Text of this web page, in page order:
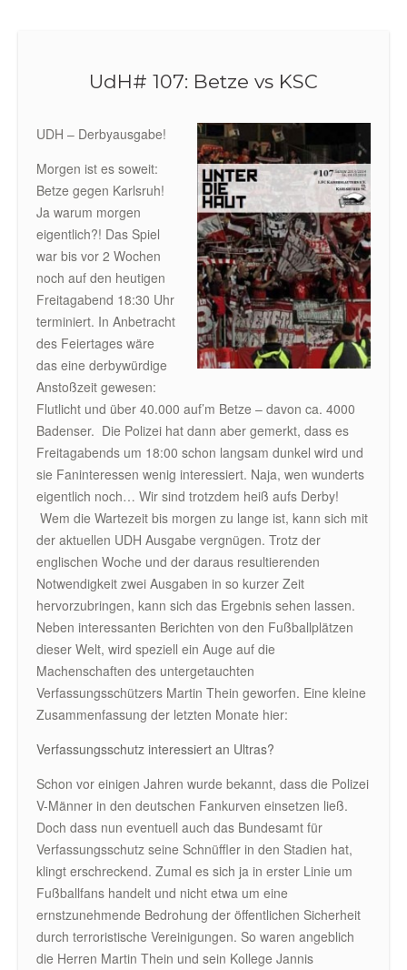
UdH# 107: Betze vs KSC
UDH – Derbyausgabe!
Morgen ist es soweit:
Betze gegen Karlsruh!
Ja warum morgen
eigentlich?! Das Spiel
war bis vor 2 Wochen
noch auf den heutigen
Freitagabend 18:30 Uhr
terminiert. In Anbetracht
des Feiertages wäre
das eine derbywürdige
Anstoßzeit gewesen:
Flutlicht und über 40.000 auf’m Betze – davon ca. 4000
Badenser. Die Polizei hat dann aber gemerkt, dass es
Freitagabends um 18:00 schon langsam dunkel wird und
sie Faninteressen wenig interessiert. Naja, wen wunderts
eigentlich noch… Wir sind trotzdem heiß aufs Derby!
Wem die Wartezeit bis morgen zu lange ist, kann sich mit
der aktuellen UDH Ausgabe vergnügen. Trotz der
englischen Woche und der daraus resultierenden
Notwendigkeit zwei Ausgaben in so kurzer Zeit
hervorzubringen, kann sich das Ergebnis sehen lassen.
Neben interessanten Berichten von den Fußballplätzen
dieser Welt, wird speziell ein Auge auf die
Machenschaften des untergetauchten
Verfassungsschützers Martin Thein geworfen. Eine kleine
Zusammenfassung der letzten Monate hier:
Verfassungsschutz interessiert an Ultras?
Schon vor einigen Jahren wurde bekannt, dass die Polizei
V-Männer in den deutschen Fankurven einsetzen ließ.
Doch dass nun eventuell auch das Bundesamt für
Verfassungsschutz seine Schnüffler in den Stadien hat,
klingt erschreckend. Zumal es sich ja in erster Linie um
Fußballfans handelt und nicht etwa um eine
ernstzunehmende Bedrohung der öffentlichen Sicherheit
durch terroristische Vereinigungen. So waren angeblich
die Herren Martin Thein und sein Kollege Jannis